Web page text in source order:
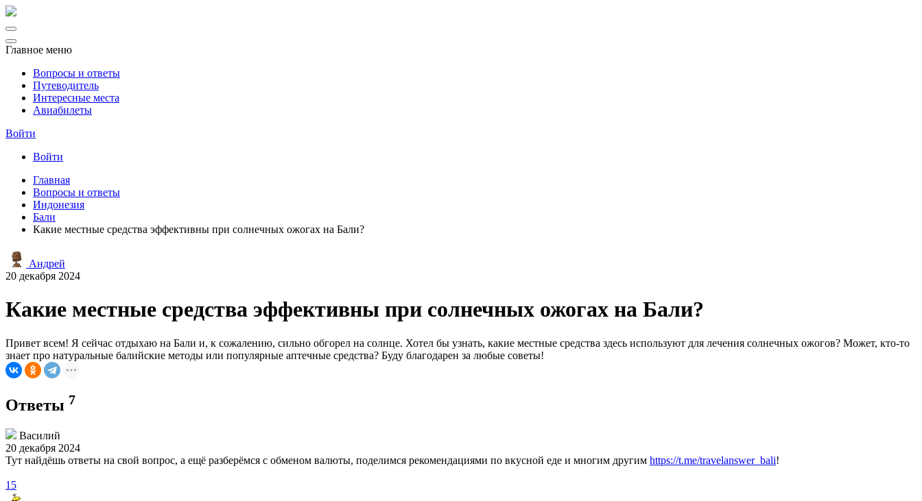
Главное меню
Вопросы и ответы
Путеводитель
Интересные места
Авиабилеты
Войти
Войти
Главная
Вопросы и ответы
Индонезия
Бали
Какие местные средства эффективны при солнечных ожогах на Бали?
Андрей
20 декабря 2024
Какие местные средства эффективны при солнечных ожогах на Бали?
Привет всем! Я сейчас отдыхаю на Бали и, к сожалению, сильно обгорел на солнце. Хотел бы узнать, какие местные средства здесь используют для лечения солнечных ожогов? Может, кто-то
знает про натуральные балийские методы или популярные аптечные средства? Буду благодарен за любые советы!
Ответы 7
Василий
20 декабря 2024
Тут найдёшь ответы на свой вопрос, а ещё разберёмся с обменом валюты, поделимся рекомендациями по вкусной еде и многим другим https://t.me/travelanswer_bali!
15